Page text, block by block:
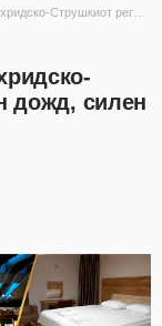
интензивен дожд, силен ветер и град
дожд, силен